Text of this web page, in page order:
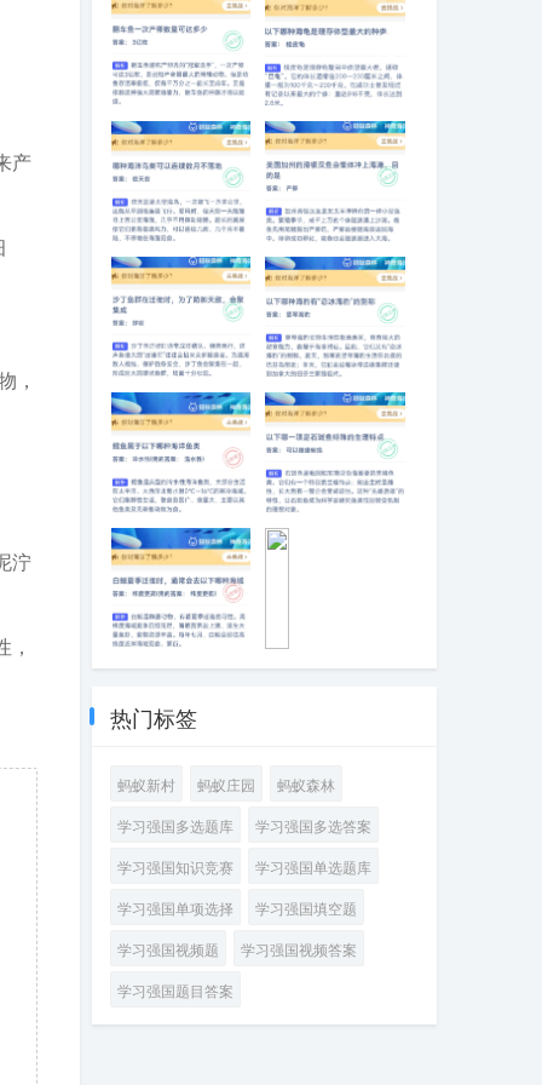
产
，
泞
翻车鱼一次产卵
数量可达多少
以下哪种海龟是
现存体型最大的
种类
哪种海洋鸟类可
以连续数月不落
地
美国加州的滑银
汉鱼会集体冲上
海滩，目的是
沙丁鱼群在迁徙
时，为了防御天
敌，会聚集成
以下哪种海豹有
“恋冰海豹”的别称
鳕鱼属于以下哪
种海洋鱼类
以下哪一项是石
斑鱼特殊的生理
很
看
绿
色
植
物
热门标签
蚂蚁新村 蚂蚁庄园
蚂蚁森林
学习强国多选题库
学习强国多选答案
学习强国知识竞赛
学习强国单选题库
学习强国单项选择
学习强国填空题
学习强国视频题
学习强国视频答案
学习强国题目答案